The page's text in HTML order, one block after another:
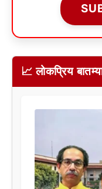
📈 लोकप्रिय